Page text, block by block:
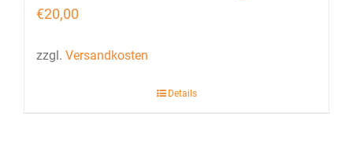
€20,00
zzgl. Versandkosten
Details